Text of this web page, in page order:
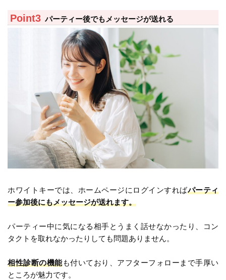
パーティー後でもメッセージが送れる
ホワイトキーでは、ホームページにログインすればパーティ
ー参加後にもメッセージが送れます。
パーティー中に気になる相手とうまく話せなかったり、コン
タクトを取れなかったりしても問題ありません。
相性診断の機能も付いており、アフターフォローまで手厚い
ところが魅力です。